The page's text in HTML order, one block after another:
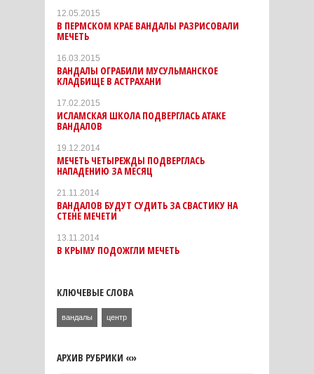
12.05.2015
В ПЕРМСКОМ КРАЕ ВАНДАЛЫ РАЗРИСОВАЛИ
МЕЧЕТЬ
16.03.2015
ВАНДАЛЫ ОГРАБИЛИ МУСУЛЬМАНСКОЕ
КЛАДБИЩЕ В АСТРАХАНИ
17.02.2015
ИСЛАМСКАЯ ШКОЛА ПОДВЕРГЛАСЬ АТАКЕ
ВАНДАЛОВ
19.12.2014
МЕЧЕТЬ ЧЕТЫРЕЖДЫ ПОДВЕРГЛАСЬ
НАПАДЕНИЮ ЗА МЕСЯЦ
21.11.2014
ВАНДАЛОВ БУДУТ СУДИТЬ ЗА СВАСТИКУ НА
СТЕНЕ МЕЧЕТИ
13.11.2014
В КРЫМУ ПОДОЖГЛИ МЕЧЕТЬ
КЛЮЧЕВЫЕ СЛОВА
вандалы центр
АРХИВ РУБРИКИ «»